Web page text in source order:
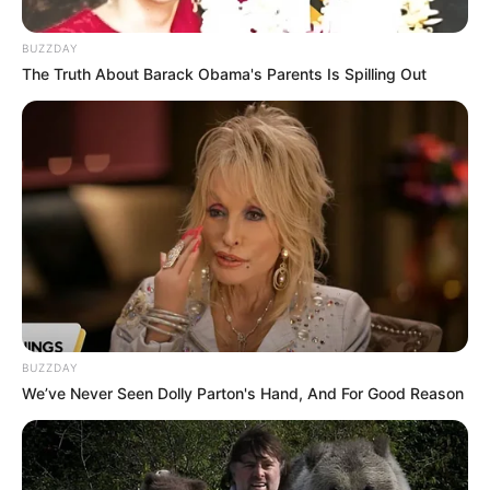
Páscoa para tornar o aprendizado mais divertido!
BUZZDAY
The Truth About Barack Obama's Parents Is Spilling Out
BUZZDAY
We’ve Never Seen Dolly Parton's Hand, And For Good Reason